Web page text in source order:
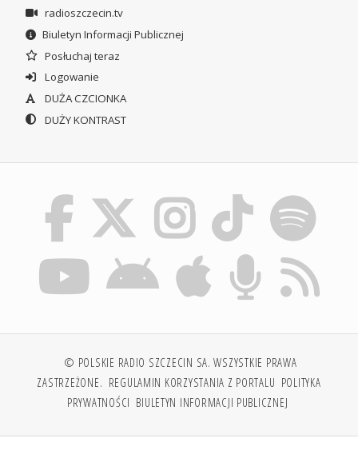
radioszczecin.tv
Biuletyn Informacji Publicznej
Posłuchaj teraz
Logowanie
DUŻA CZCIONKA
DUŻY KONTRAST
© POLSKIE RADIO SZCZECIN SA. WSZYSTKIE PRAWA
ZASTRZEŻONE. REGULAMIN KORZYSTANIA Z PORTALU POLITYKA
PRYWATNOŚCI BIULETYN INFORMACJI PUBLICZNEJ